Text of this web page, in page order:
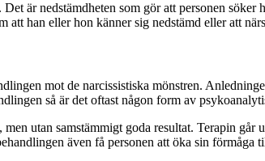
Det är nedstämdheten som gör att personen
att han eller hon känner sig nedstämd eller att
mot de narcissistiska mönstren.
så är det oftast någon form av
utan samstämmigt goda resultat. Terapin
även få personen att öka sin förmåga